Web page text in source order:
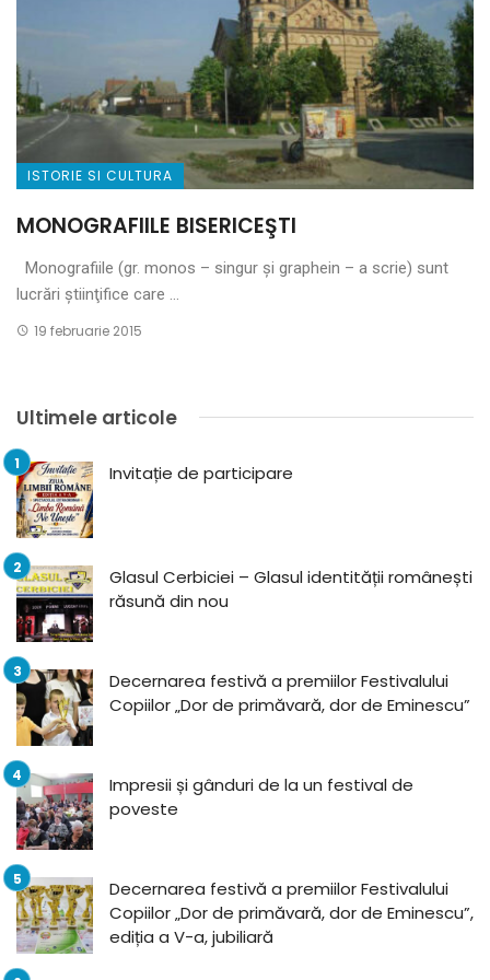
ISTORIE SI CULTURA
MONOGRAFIILE BISERICEŞTI
Monografiile (gr. monos – singur şi graphein – a scrie) sunt
lucrări ştiinţifice care ...
19 februarie 2015
Ultimele articole
Invitație de participare
Glasul Cerbiciei – Glasul identității românești
răsună din nou
Decernarea festivă a premiilor Festivalului
Copiilor „Dor de primăvară, dor de Eminescu”
Impresii și gânduri de la un festival de
poveste
Decernarea festivă a premiilor Festivalului
Copiilor „Dor de primăvară, dor de Eminescu”,
ediția a V-a, jubiliară